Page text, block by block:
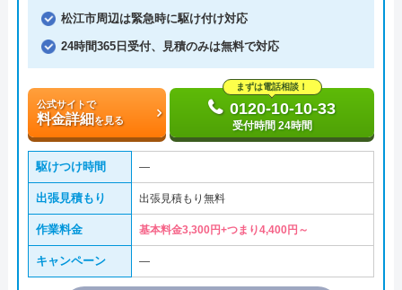
松江市周辺は緊急時に駆け付け対応
24時間365日受付、見積のみは無料で対応
公式サイトで
料金詳細を見る
まずは電話相談！
0120-10-10-33
受付時間 24時間
駆けつけ時間 ―
出張見積もり 出張見積もり無料
作業料金 基本料金3,300円+つまり4,400円～
キャンペーン ―